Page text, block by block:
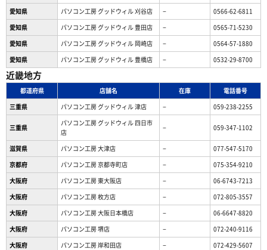
愛知県 パソコン工房 グッドウィル 刈谷店 −
0566-62-6811
愛知県
パソコン工房 グッドウィル 豊田店 −
0565-71-5230
愛知県
パソコン工房 グッドウィル 岡崎店 −
0564-57-1880
愛知県
パソコン工房 グッドウィル 豊橋店 − 0532-29-8700
近畿地方
都道府県 店舗名 在庫
電話番号
三重県
パソコン工房 グッドウィル 津店 − 059-238-2255
三重県
パソコン工房 グッドウィル 四日市
店
− 059-347-1102
滋賀県 パソコン工房 大津店 −
077-547-5170
京都府
パソコン工房 京都寺町店 −
075-354-9210
大阪府
パソコン工房 東大阪店 −
06-6743-7213
大阪府
パソコン工房 枚方店 −
072-805-3557
大阪府
パソコン工房 大阪日本橋店 −
06-6647-8820
大阪府
パソコン工房 堺店 −
072-240-9116
大阪府
パソコン工房 岸和田店 −
072-429-5607